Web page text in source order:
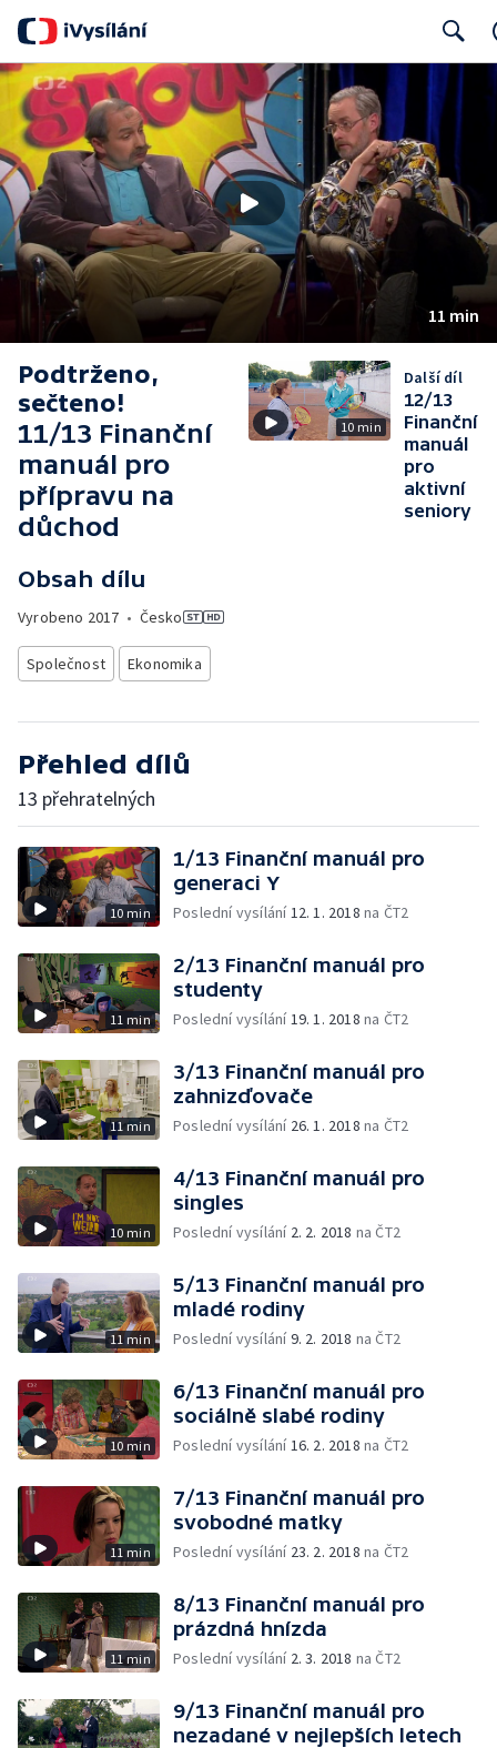
Search
11 min
Podtrženo,
sečteno!
11/13 Finanční
manuál pro
přípravu na
důchod
Obsah dílu
Vyrobeno 2017 • Česko
Společnost Ekonomika
10 min
Další díl
12/13
Finanční
manuál
pro
aktivní
seniory
Přehled dílů
13 přehratelných
10 min
1/13 Finanční manuál pro
generaci Y
Poslední vysílání12. 1. 2018 na ČT2
11 min
2/13 Finanční manuál pro
studenty
Poslední vysílání19. 1. 2018 na ČT2
11 min
3/13 Finanční manuál pro
zahnizďovače
Poslední vysílání 26. 1. 2018 na ČT2
10 min
4/13 Finanční manuál pro
singles
Poslední vysílání 2. 2. 2018 na ČT2
11 min
5/13 Finanční manuál pro
mladé rodiny
Poslední vysílání9. 2. 2018 na ČT2
10 min
6/13 Finanční manuál pro
sociálně slabé rodiny
Poslední vysílání16. 2. 2018 na ČT2
11 min
7/13 Finanční manuál pro
svobodné matky
Poslední vysílání 23. 2. 2018 na ČT2
11 min
8/13 Finanční manuál pro
prázdná hnízda
Poslední vysílání 2. 3. 2018 na ČT2
9/13 Finanční manuál pro
nezadané v nejlepších letech